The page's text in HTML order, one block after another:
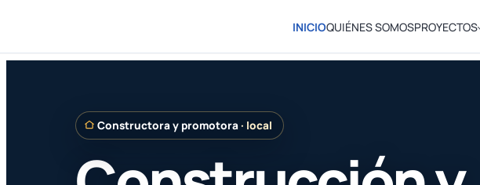
contenido
INICIOQUIÉNES SOMOSPROYECTOS
Constructora y promotora· local